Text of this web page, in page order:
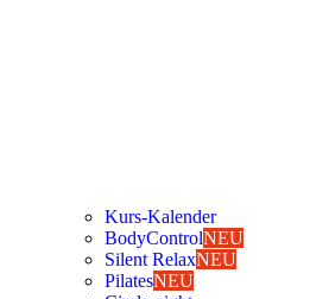
Kurs-Kalen­­der
Body­Con­trolNEU
Silent RelaxNEU
Pila­tesNEU